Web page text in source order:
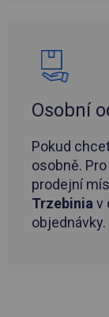
Osobní
Pokud
osobně.
prodejní
Trzebiniav
objednávky.